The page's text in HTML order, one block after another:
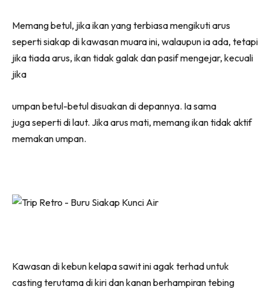
Memang betul, jika ikan yang terbiasa mengikuti arus
seperti siakap di kawasan muara ini, walaupun ia ada, tetapi
jika tiada arus, ikan tidak galak dan pasif mengejar, kecuali
jika
umpan betul-betul disuakan di depannya. Ia sama
juga seperti di laut. Jika arus mati, memang ikan tidak aktif
memakan umpan.
Kawasan di kebun kelapa sawit ini agak terhad untuk
casting terutama di kiri dan kanan berhampiran tebing